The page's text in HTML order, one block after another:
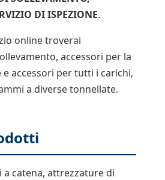
DI ISPEZIONE.
online troverai
accessori per la
accessori per tutti i carichi,
a diverse tonnellate.
a catena, attrezzature di